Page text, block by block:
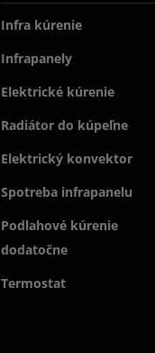
Infra kúrenie
Infrapanely
Elektrické kúrenie
Radiátor do kúpeľne
Elektrický konvektor
Spotreba infrapanelu
Podlahové kúrenie
dodatočne
Termostat